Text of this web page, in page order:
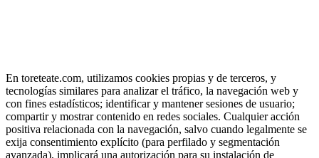
En toreteate.com, utilizamos cookies propias y de terceros, y
tecnologías similares para analizar el tráfico, la navegación web y
con fines estadísticos; identificar y mantener sesiones de usuario;
compartir y mostrar contenido en redes sociales. Cualquier acción
positiva relacionada con la navegación, salvo cuando legalmente se
exija consentimiento explícito (para perfilado y segmentación
avanzada), implicará una autorización para su instalación de